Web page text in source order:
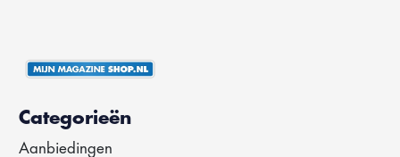
Categorieën
Aanbiedingen